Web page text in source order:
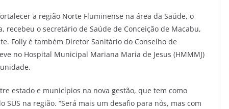
a região Norte Fluminense na área da Saúde, o
recebeu o secretário de Saúde de Conceição de Macabu,
Folly é também Diretor Sanitário do Conselho de
no Hospital Municipal Mariana Maria de Jesus (HMMMJ)
estado e municípios na nova gestão, que tem como
na região. “Será mais um desafio para nós, mas com